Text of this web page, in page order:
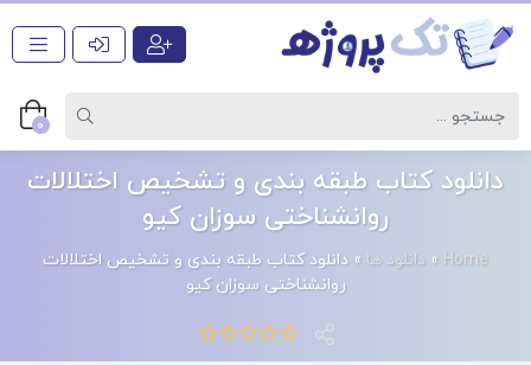
0
دانلود کتاب طبقه بندی و تشخیص اختلالات
روانشناختی سوزان کیو
Home
» دانلود ها » دانلود کتاب طبقه بندی و تشخیص اختلالات
روانشناختی سوزان کیو